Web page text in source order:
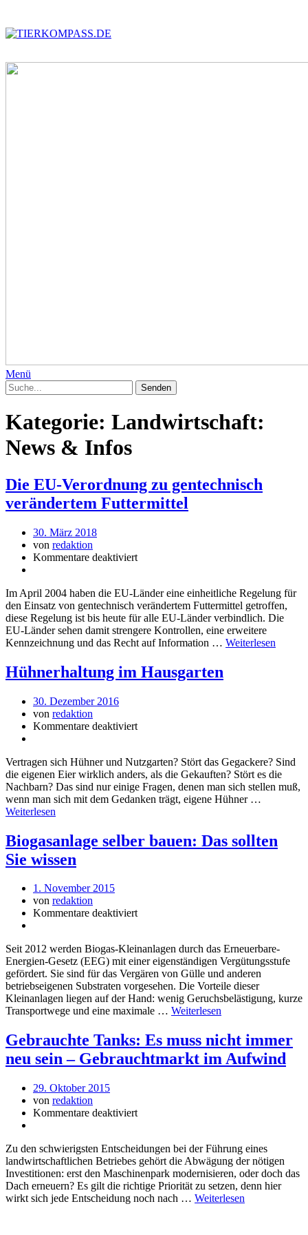
Menü
Kategorie: Landwirtschaft:
News & Infos
Die EU-Verordnung zu gentechnisch
verändertem Futtermittel
30. März 2018
von redaktion
Kommentare deaktiviert
Im April 2004 haben die EU-Länder eine einheitliche Regelung für
den Einsatz von gentechnisch verändertem Futtermittel getroffen,
diese Regelung ist bis heute für alle EU-Länder verbindlich. Die
EU-Länder sehen damit strengere Kontrollen, eine erweitere
Kennzeichnung und das Recht auf Information … Weiterlesen
Hühnerhaltung im Hausgarten
30. Dezember 2016
von redaktion
Kommentare deaktiviert
Vertragen sich Hühner und Nutzgarten? Stört das Gegackere? Sind
die eigenen Eier wirklich anders, als die Gekauften? Stört es die
Nachbarn? Das sind nur einige Fragen, denen man sich stellen muß,
wenn man sich mit dem Gedanken trägt, eigene Hühner …
Weiterlesen
Biogasanlage selber bauen: Das sollten
Sie wissen
1. November 2015
von redaktion
Kommentare deaktiviert
Seit 2012 werden Biogas-Kleinanlagen durch das Erneuerbare-
Energien-Gesetz (EEG) mit einer eigenständigen Vergütungsstufe
gefördert. Sie sind für das Vergären von Gülle und anderen
betriebseigenen Substraten vorgesehen. Die Vorteile dieser
Kleinanlagen liegen auf der Hand: wenig Geruchsbelästigung, kurze
Transportwege und eine maximale … Weiterlesen
Gebrauchte Tanks: Es muss nicht immer
neu sein – Gebrauchtmarkt im Aufwind
29. Oktober 2015
von redaktion
Kommentare deaktiviert
Zu den schwierigsten Entscheidungen bei der Führung eines
landwirtschaftlichen Betriebes gehört die Abwägung der nötigen
Investitionen: erst den Maschinenpark modernisieren, oder doch das
Dach erneuern? Es gilt die richtige Priorität zu setzen, denn hier
wirkt sich jede Entscheidung noch nach … Weiterlesen